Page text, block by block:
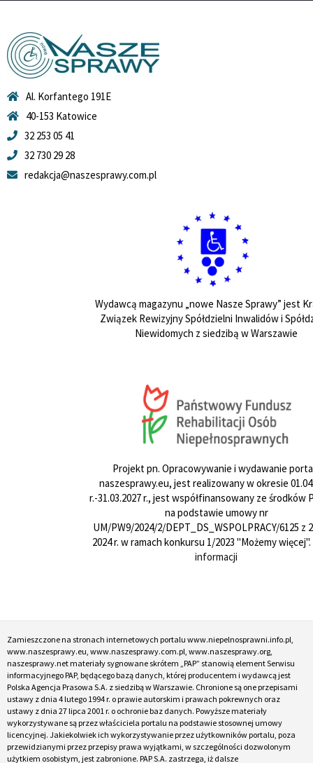
Al. Korfantego 191E
40-153 Katowice
32 253 05 41
32 730 29 28
redakcja@naszesprawy.com.pl
Wydawcą magazynu „nowe Nasze Sprawy” jest
Związek Rewizyjny Spółdzielni Inwalidów i
Niewidomych z siedzibą w Warszawie
Projekt pn. Opracowywanie i wydawanie
naszesprawy.eu, jest realizowany w okresie
r.-31.03.2027 r., jest współfinansowany ze środków
na podstawie umowy nr
UM/PW9/2024/2/DEPT_DS_WSPOLPRACY/6125 z
2024 r. w ramach konkursu 1/2023 "Możemy więcej".
informacji
Zamieszczone na stronach internetowych portalu www.niepelnosprawni.info.pl,
www.naszesprawy.eu, www.naszesprawy.com.pl, www.naszesprawy.org,
naszesprawy.net materiały sygnowane skrótem „PAP” stanowią element Serwisu
informacyjnego PAP, będącego bazą danych, której producentem i wydawcą jest
Polska Agencja Prasowa S.A. z siedzibą w Warszawie. Chronione są one przepisami
ustawy z dnia 4 lutego 1994 r. o prawie autorskim i prawach pokrewnych oraz
ustawy z dnia 27 lipca 2001 r. o ochronie baz danych. Powyższe materiały
wykorzystywane są przez właściciela portalu na podstawie stosownej umowy
licencyjnej. Jakiekolwiek ich wykorzystywanie przez użytkowników portalu, poza
przewidzianymi przez przepisy prawa wyjątkami, w szczególności dozwolonym
użytkiem osobistym, jest zabronione. PAP S.A. zastrzega, iż dalsze